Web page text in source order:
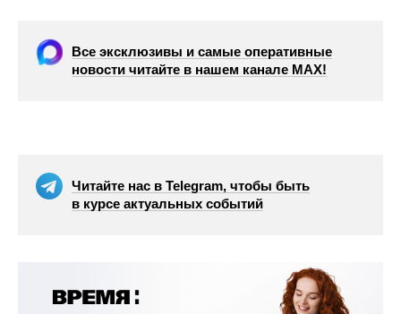
Все эксклюзивы и самые оперативные
новости читайте в нашем канале МАХ!
Читайте нас в Telegram, чтобы быть
в курсе актуальных событий